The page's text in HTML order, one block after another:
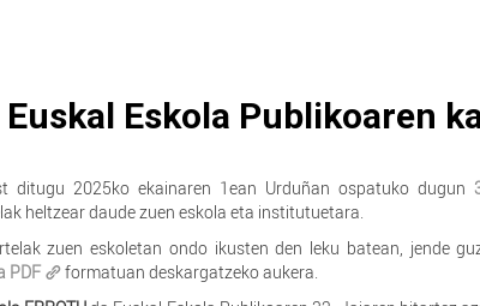
Eskola Publikoaren
ditugu 2025ko ekainaren 1ean Urduñan ospatuko dugun
heltzear daude zuen eskola eta institutuetara.
zuen eskoletan ondo ikusten den leku batean, jende
PDF
formatuan deskargatzeko aukera.